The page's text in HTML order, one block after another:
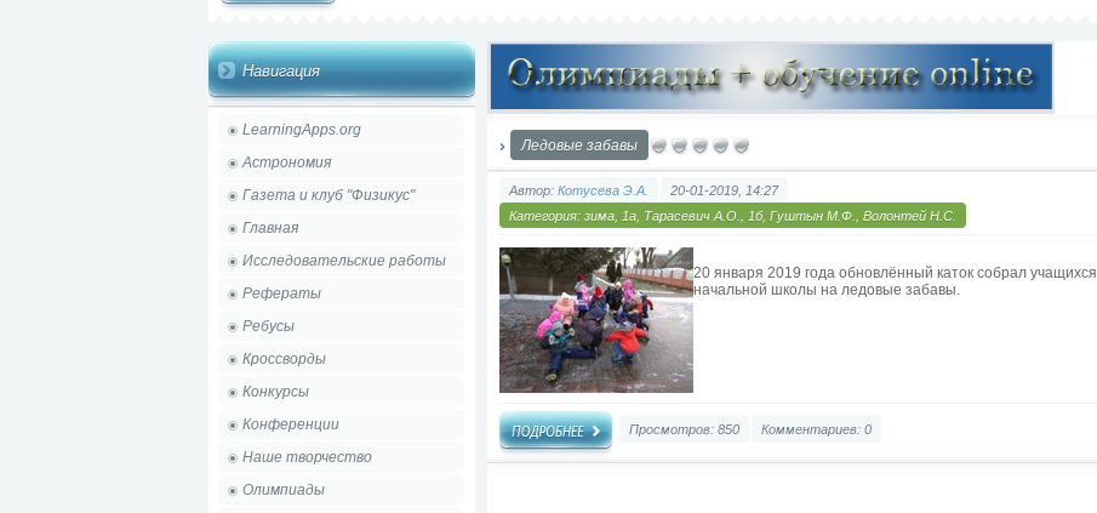
Навигация
LearningApps.org
Астрономия
Газета и клуб "Физикус"
Главная
Исследовательские работы
Рефераты
Ребусы
Кроссворды
Конкурсы
Конференции
Наше творчество
Олимпиады
Ледовые забавы
Автор: Котусева Э.А.
20-01-2019, 14:27
Категория: зима 1а, Тарасевич А.О. 1б, Гуштын М.Ф. Волонтей Н.С.
20 января 2019 года обновлённый каток собрал учащихся
начальной школы на ледовые забавы.
Просмотров: 850 Комментариев: 0